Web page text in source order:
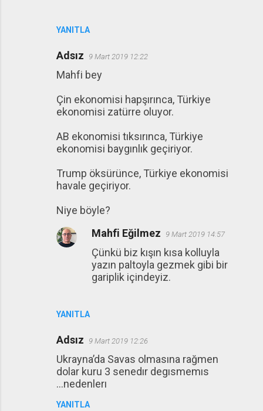
YANITLA
Adsız 9 Mart 2019 12:22
Mahfi bey
Çin ekonomisi hapşırınca, Türkiye
ekonomisi zatürre oluyor.
AB ekonomisi tıksırınca, Türkiye
ekonomisi baygınlık geçiriyor.
Trump öksürünce, Türkiye ekonomisi
havale geçiriyor.
Niye böyle?
YANITLA
Mahfi Eğilmez 9 Mart 2019 14:57
Çünkü biz kışın kısa kolluyla
yazın paltoyla gezmek gibi bir
gariplik içindeyiz.
Adsız 9 Mart 2019 12:26
Ukrayna’da Savas olmasına rağmen
dolar kuru 3 senedır degısmemıs
...nedenlerı
YANITLA